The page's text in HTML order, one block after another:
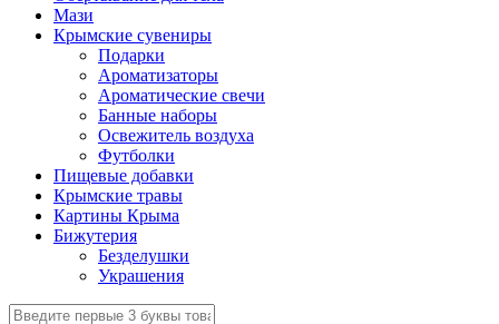
Мази
Крымские сувениры
Подарки
Ароматизаторы
Ароматические свечи
Банные наборы
Освежитель воздуха
Футболки
Пищевые добавки
Крымские травы
Картины Крыма
Бижутерия
Безделушки
Украшения